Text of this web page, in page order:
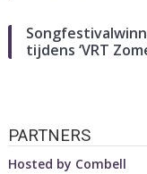
tijdens ‘VRT
PARTNERS
Hosted by Combell